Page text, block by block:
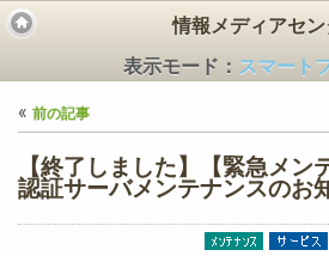
情報メディアセ
表示モード： スマート
« 前の記事
【終了しました】【緊急メン
認証サーバメンテナンスのお